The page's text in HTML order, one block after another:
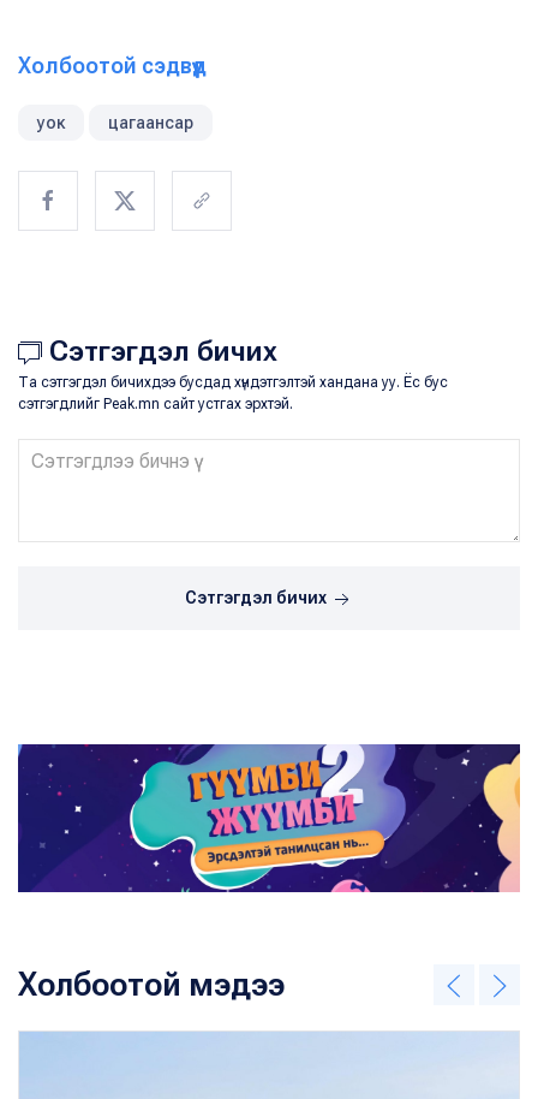
Холбоотой сэдвүүд
уок цагаансар
Сэтгэгдэл бичих
Та сэтгэгдэл бичихдээ бусдад хүндэтгэлтэй хандана уу. Ёс бус
сэтгэгдлийг Peak.mn сайт устгах эрхтэй.
Сэтгэгдэл бичих
Холбоотой мэдээ